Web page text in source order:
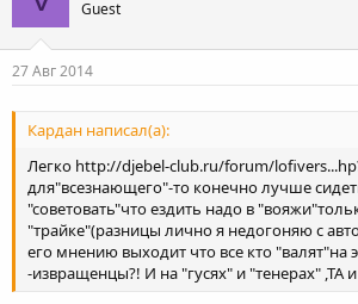
Guest
27 Авг 2014
Кардан написал(а):
Легко http://djebel-club.ru/forum/
для"всезнающего"-то конечно лучше
"советовать"что ездить надо в
"трайке"(разницы лично я недогоняю с
его мнению выходит что все кто "валят"на
-извращенцы?! И на "гусях" и "тенерах" ,ТА и